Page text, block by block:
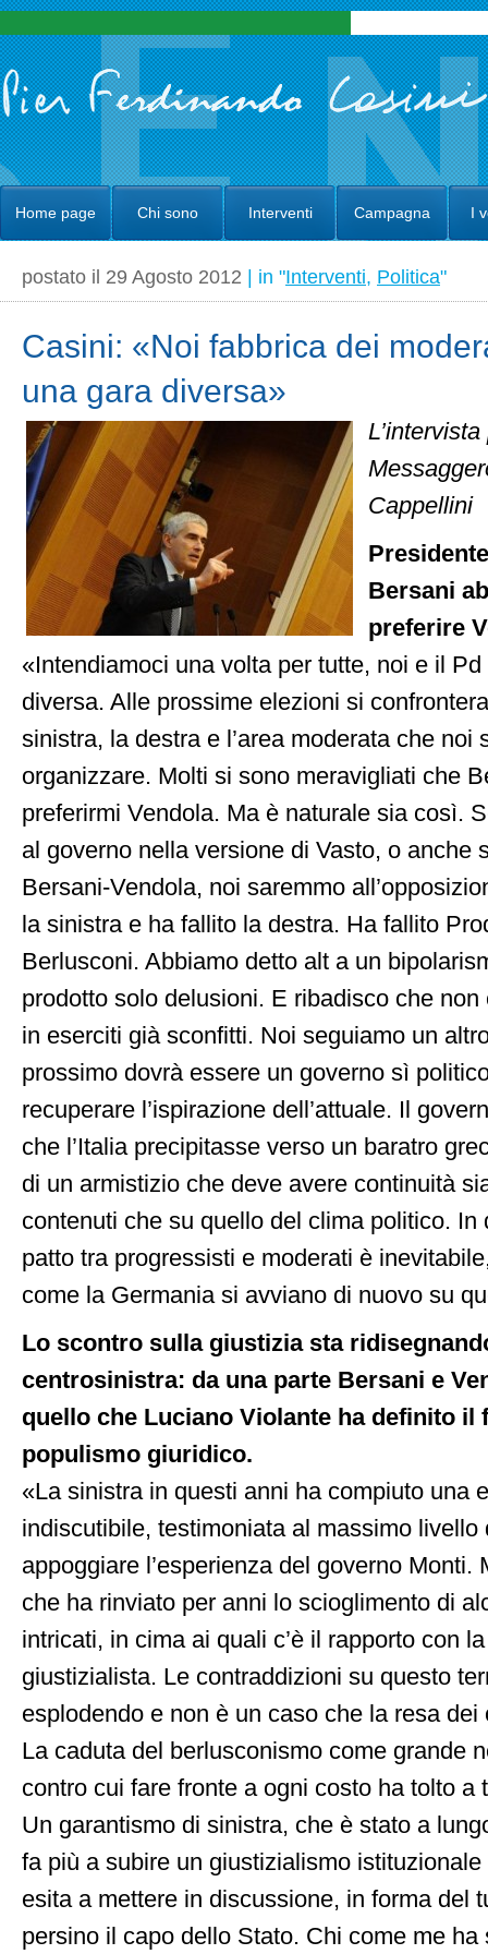
Home page Chi sono Interventi Campagna I
postato il 29 Agosto 2012 | in "Interventi, Politica"
Casini: «Noi fabbrica dei
una gara diversa»
Cappellini
Bersani
preferire
«Intendiamoci una volta per tutte, noi e il
diversa. Alle prossime elezioni si
sinistra, la destra e l’area moderata che noi
organizzare. Molti si sono meravigliati che
preferirmi Vendola. Ma è naturale sia così.
al governo nella versione di Vasto, o anche
Bersani-Vendola, noi saremmo
la sinistra e ha fallito la destra. Ha fallito
Berlusconi. Abbiamo detto alt a un
prodotto solo delusioni. E ribadisco che
in eserciti già sconfitti. Noi seguiamo un
prossimo dovrà essere un governo sì
recuperare l’ispirazione dell’attuale. Il
che l’Italia precipitasse verso un baratro
di un armistizio che deve avere continuità
contenuti che su quello del clima politico. In
patto tra progressisti e moderati è
come la Germania si avviano di nuovo su
Lo scontro sulla giustizia sta
centrosinistra: da una parte Bersani e
quello che Luciano Violante ha definito il
populismo giuridico.
«La sinistra in questi anni ha compiuto una
indiscutibile, testimoniata al massimo livello
appoggiare l’esperienza del governo Monti.
che ha rinviato per anni lo scioglimento di
intricati, in cima ai quali c’è il rapporto con
giustizialista. Le contraddizioni su questo
esplodendo e non è un caso che la resa
La caduta del berlusconismo come grande
contro cui fare fronte a ogni costo ha tolto a
Un garantismo di sinistra, che è stato a
fa più a subire un giustizialismo
esita a mettere in discussione, in forma del
persino il capo dello Stato. Chi come me